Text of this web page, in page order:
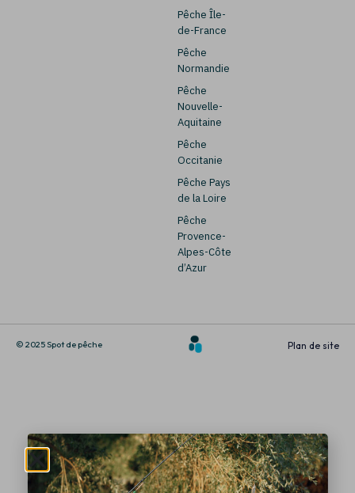
Pêche Île-
de-France
Pêche
Normandie
Pêche
Nouvelle-
Aquitaine
Pêche
Occitanie
Pêche Pays
de la Loire
Pêche
Provence-
Alpes-Côte
d’Azur
© 2025 Spot de pêche Plan de site